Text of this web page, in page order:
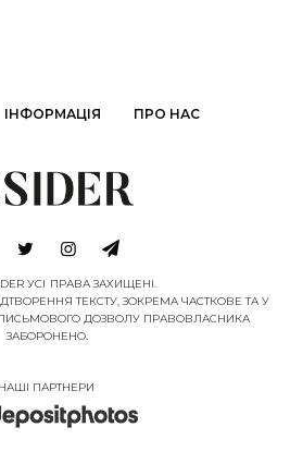
ІНФОРМАЦІЯ ПРО НАС
УСІ ПРАВА ЗАХИЩЕНІ.
ТЕКСТУ, ЗОКРЕМА ЧАСТКОВЕ ТА У
ДОЗВОЛУ ПРАВОВЛАСНИКА
ЗАБОРОНЕНО.
НАШІ ПАРТНЕРИ